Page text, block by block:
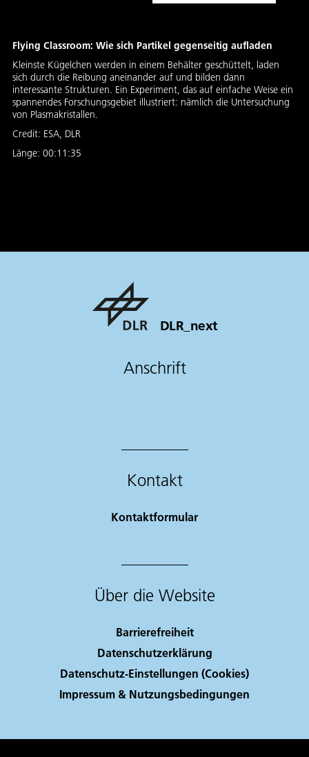
Flying Classroom: Wie sich Partikel gegenseitig aufladen
Kleinste Kügelchen werden in einem Behälter geschüttelt, laden
sich durch die Reibung aneinander auf und bilden dann
interessante Strukturen. Ein Experiment, das auf einfache Weise ein
spannendes Forschungsgebiet illustriert: nämlich die Untersuchung
von Plasmakristallen.
Credit: ESA, DLR
Länge: 00:11:35
DLR_next
Anschrift
Kontakt
Kontaktformular
Über die Website
Barrierefreiheit
Datenschutzerklärung
Datenschutz-Einstellungen (Cookies)
Impressum & Nutzungsbedingungen